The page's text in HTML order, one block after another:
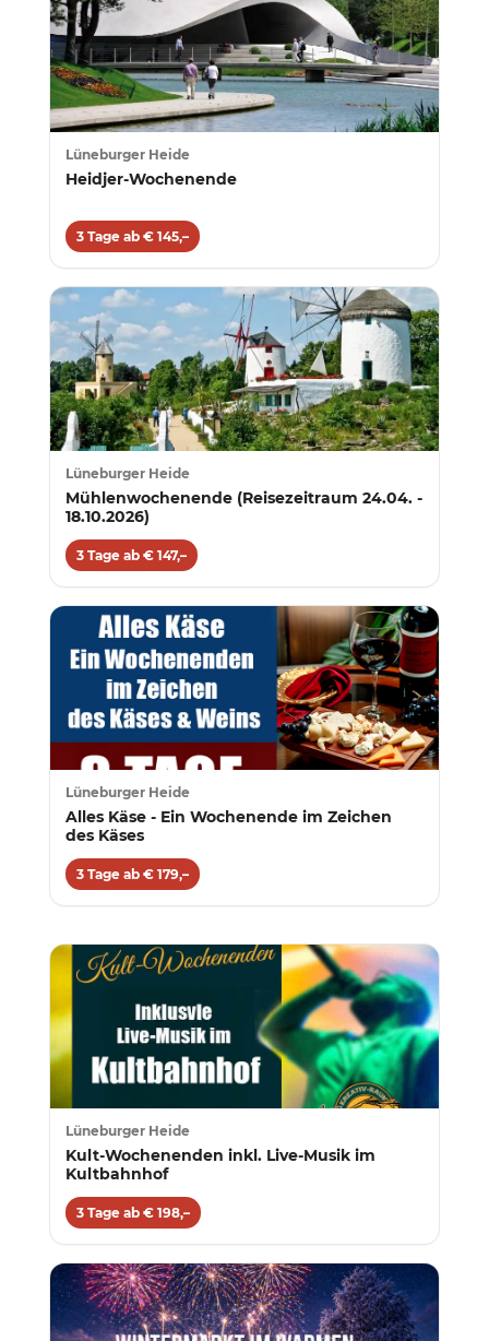
Lüneburger Heide
Heidjer-Wochenende
3 Tage ab € 145,–
Lüneburger Heide
Mühlenwochenende (Reisezeitraum 24.04. -
18.10.2026)
3 Tage ab € 147,–
Lüneburger Heide
Alles Käse - Ein Wochenende im Zeichen
des Käses
3 Tage ab € 179,–
Lüneburger Heide
Kult-Wochenenden inkl. Live-Musik im
Kultbahnhof
3 Tage ab € 198,–